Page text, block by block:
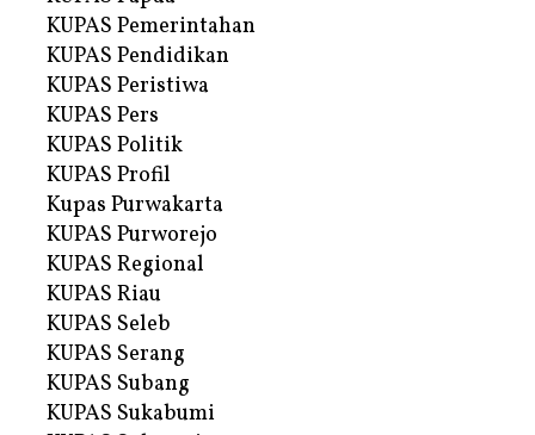
KUPAS Pemerintahan
KUPAS Pendidikan
KUPAS Peristiwa
KUPAS Pers
KUPAS Politik
KUPAS Profil
Kupas Purwakarta
KUPAS Purworejo
KUPAS Regional
KUPAS Riau
KUPAS Seleb
KUPAS Serang
KUPAS Subang
KUPAS Sukabumi